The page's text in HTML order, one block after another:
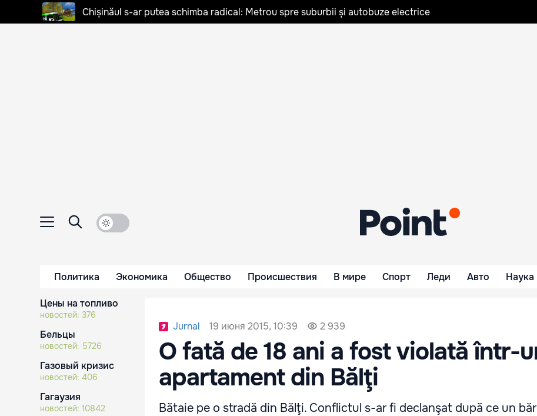
Chișinăul s-ar putea schimba radical: Metrou spre suburbii și autobuze electrice
Политика Экономика Общество Происшествия В мире Спорт Леди Авто Наука
Цены на топливо
новостей: 376
Бельцы
новостей: 5726
Газовый кризис
новостей: 406
Гагаузия
новостей: 10842
Jurnal 19 июня 2015, 10:39 2 939
O fată de 18 ani a fost violată într-
apartament din Bălţi
Bătaie pe o stradă din Bălţi. Conflictul s-ar fi declanşat după ce un